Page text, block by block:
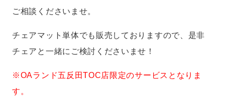
ご相談くださいませ。
チェアマット単体でも販売しておりますので、是非
チェアと一緒にご検討くださいませ！
※OAランド五反田TOC店限定のサービスとなりま
す。